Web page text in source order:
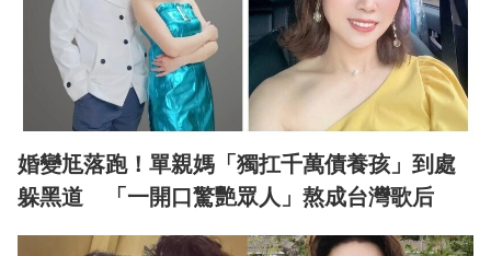
婚變尪落跑！單親媽「獨扛千萬債養孩」到處
躲黑道 「一開口驚艷眾人」熬成台灣歌后